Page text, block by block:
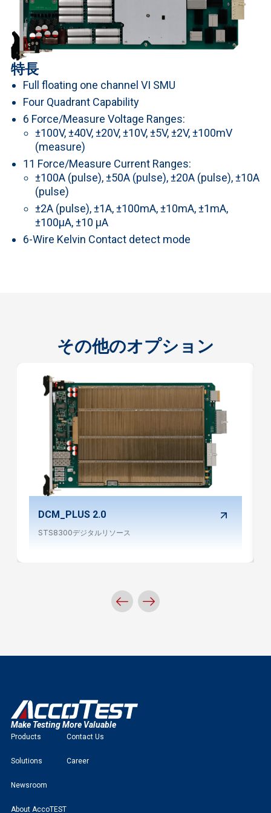
特長
Full floating one channel VI SMU
Four Quadrant Capability
6 Force/Measure Voltage Ranges:
±100V, ±40V, ±20V, ±10V, ±5V, ±2V, ±100mV
(measure)
11 Force/Measure Current Ranges:
±100A (pulse), ±50A (pulse), ±20A (pulse), ±10A
(pulse)
±2A (pulse), ±1A, ±100mA, ±10mA, ±1mA,
±100µA, ±10 µA
6-Wire Kelvin Contact detect mode
その他のオプション
DCM_PLUS 2.0
STS8300デジタルリソース
Make Testing More Valuable
Products
Solutions
Newsroom
About AccoTEST
Contact Us
Career